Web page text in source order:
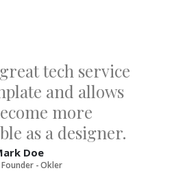
tech service
and allows
more
as a designer.
Doe
Founder - Okler